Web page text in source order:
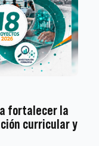
fortalecer la
curricular y